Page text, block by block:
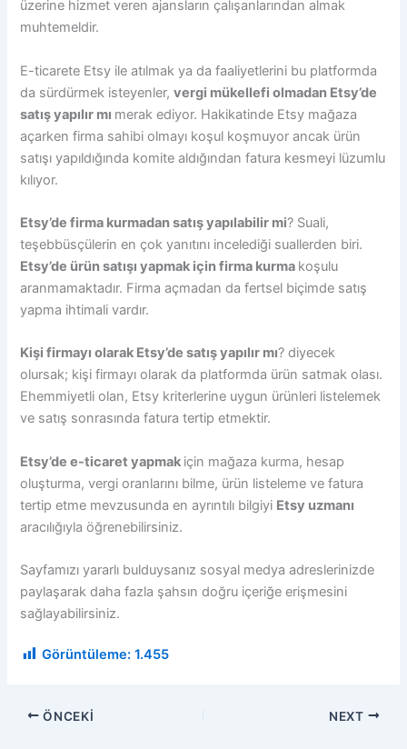
üzerine hizmet veren ajansların çalışanlarından almak
muhtemeldir.
E-ticarete Etsy ile atılmak ya da faaliyetlerini bu platformda
da sürdürmek isteyenler,vergi mükellefi olmadan Etsy’de
satış yapılır mı merak ediyor. Hakikatinde Etsy mağaza
açarken firma sahibi olmayı koşul koşmuyor ancak ürün
satışı yapıldığında komite aldığından fatura kesmeyi lüzumlu
kılıyor.
Etsy’de firma kurmadan satış yapılabilir mi? Suali,
teşebbüsçülerin en çok yanıtını incelediği suallerden biri.
Etsy’de ürün satışı yapmak için firma kurma koşulu
aranmamaktadır. Firma açmadan da fertsel biçimde satış
yapma ihtimali vardır.
Kişi firmayı olarak Etsy’de satış yapılır mı? diyecek
olursak; kişi firmayı olarak da platformda ürün satmak olası.
Ehemmiyetli olan, Etsy kriterlerine uygun ürünleri listelemek
ve satış sonrasında fatura tertip etmektir.
Etsy’de e-ticaret yapmak için mağaza kurma, hesap
oluşturma, vergi oranlarını bilme, ürün listeleme ve fatura
tertip etme mevzusunda en ayrıntılı bilgiyi Etsy uzmanı
aracılığıyla öğrenebilirsiniz.
Sayfamızı yararlı bulduysanız sosyal medya adreslerinizde
paylaşarak daha fazla şahsın doğru içeriğe erişmesini
sağlayabilirsiniz.
Görüntüleme: 1.455
ÖNCEKI NEXT